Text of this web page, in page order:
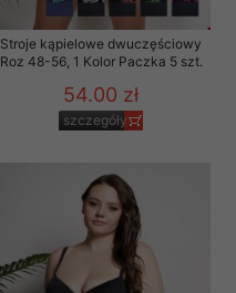
Stroje kąpielowe dwuczęściowy
Roz 48-56, 1 Kolor Paczka 5 szt.
54.00 zł
szczegóły